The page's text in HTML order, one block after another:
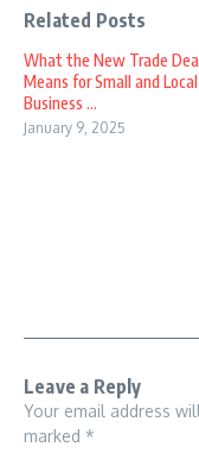
Related Posts
What the New Trade
Means for Small and Local
Business ...
January 9, 2025
Leave a Reply
Your email address
marked *